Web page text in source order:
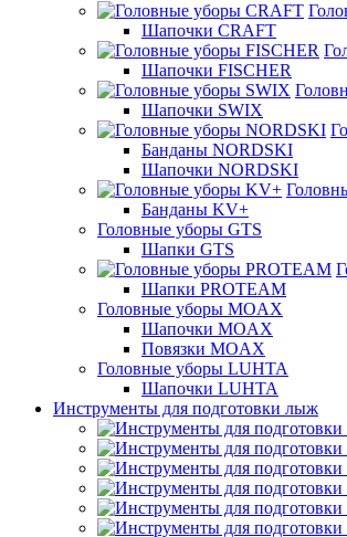
Шапочки CRAFT
Шапочки FISCHER
Шапочки SWIX
Банданы NORDSKI
Шапочки NORDSKI
Банданы KV+
Головные уборы GTS
Шапки GTS
Шапки PROTEAM
Головные уборы MOAX
Шапочки MOAX
Повязки MOAX
Головные уборы LUHTA
Шапочки LUHTA
Инструменты для подготовки лыж